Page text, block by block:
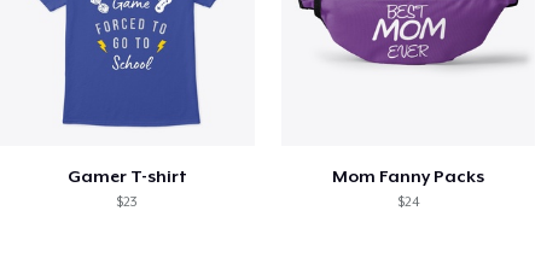
Gamer T-shirt
$23
Mom Fanny Packs
$24